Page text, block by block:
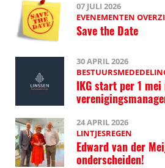
07 JULI 2026
EVENEMENTEN
Save the Date
30 APRIL 2026
IKG start per 1
24 APRIL 2026
LINTJESREGEN
Edward van der
onderscheiden!